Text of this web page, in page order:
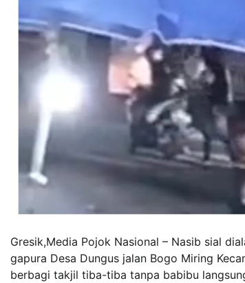
Gresik,Media Pojok Nasional – Nasib sial
gapura Desa Dungus jalan Bogo Miring
berbagi takjil tiba-tiba tanpa babibu